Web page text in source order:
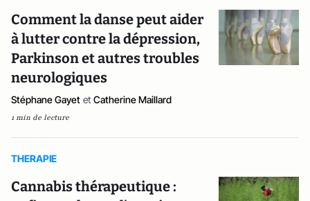
Comment la danse peut aider
à lutter contre la dépression,
Parkinson et autres troubles
neurologiques
Stéphane Gayet et Catherine Maillard
1 min de lecture
THERAPIE
Cannabis thérapeutique :